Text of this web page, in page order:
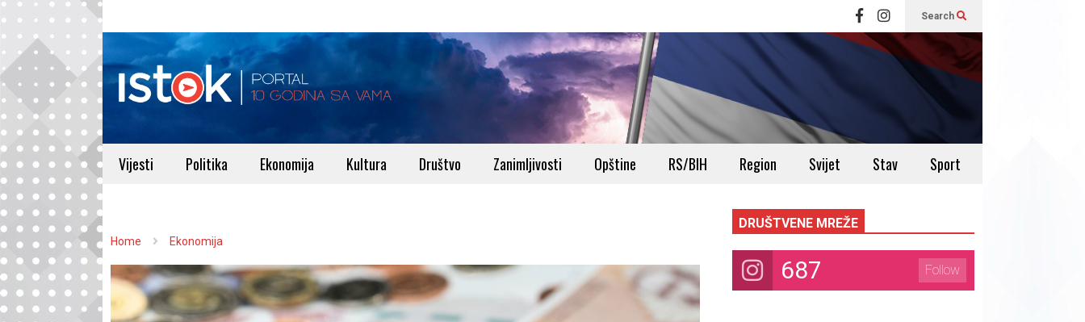
Search
Vijesti Politika Ekonomija Kultura Društvo Zanimljivosti Opštine RS/BIH Region Svijet Stav Sport
Home Ekonomija
DRUŠTVENE MREŽE
687 Follow